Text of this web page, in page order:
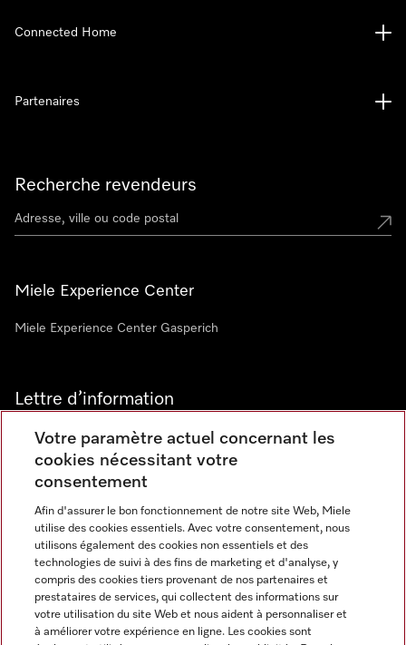
Recherche revendeurs
Miele Experience Center
Miele Experience Center Gasperich
Lettre d’information
Langue
FRANCAIS
Connected Home
Partenaires
Votre paramètre actuel concernant les
cookies nécessitant votre
consentement
Afin d'assurer le bon fonctionnement de notre site Web, Miele
utilise des cookies essentiels. Avec votre consentement, nous
utilisons également des cookies non essentiels et des
technologies de suivi à des fins de marketing et d'analyse, y
compris des cookies tiers provenant de nos partenaires et
prestataires de services, qui collectent des informations sur
votre utilisation du site Web et nous aident à personnaliser et
à améliorer votre expérience en ligne. Les cookies sont